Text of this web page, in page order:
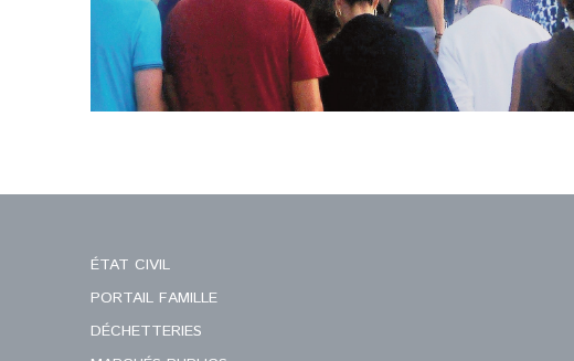
ÉTAT CIVIL
PORTAIL FAMILLE
DÉCHETTERIES